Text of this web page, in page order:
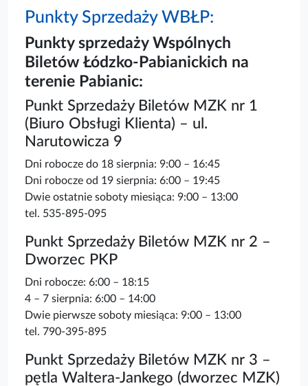
Punkty Sprzedaży WBŁP:
Punkty sprzedaży Wspólnych
Biletów Łódzko-Pabianickich na
terenie Pabianic:
Punkt Sprzedaży Biletów MZK nr 1
(Biuro Obsługi Klienta) – ul.
Narutowicza 9
Dni robocze do 18 sierpnia: 9:00 – 16:45
Dni robocze od 19 sierpnia: 6:00 – 19:45
Dwie ostatnie soboty miesiąca: 9:00 – 13:00
tel. 535-895-095
Punkt Sprzedaży Biletów MZK nr 2 –
Dworzec PKP
Dni robocze: 6:00 – 18:15
4 – 7 sierpnia: 6:00 – 14:00
Dwie pierwsze soboty miesiąca: 9:00 – 13:00
tel. 790-395-895
Punkt Sprzedaży Biletów MZK nr 3 –
pętla Waltera-Jankego (dworzec MZK)